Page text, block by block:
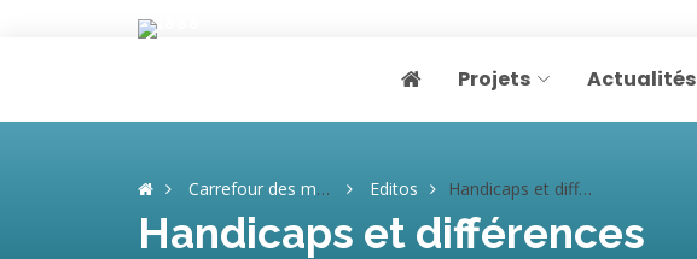
Page home
Projets Actualités
Carrefour des mémoires Editos Handicaps et différences
Handicaps et différences